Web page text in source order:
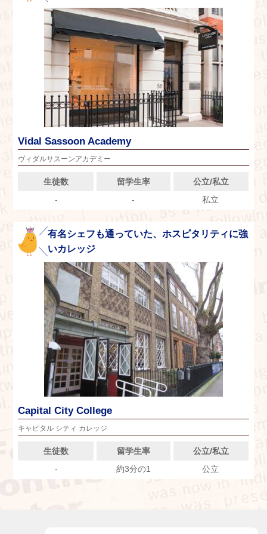
Vidal Sassoon Academy
ヴィダルサスーンアカデミー
生徒数 留学生率
公立/私立
-
- 私立
有名シェフも通っていた、ホスピタリティに強
いカレッジ
Capital City College
キャピタル シティ カレッジ
生徒数 留学生率
公立/私立
-
約3分の1 公立